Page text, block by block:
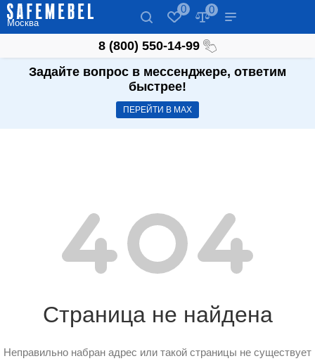
Москва
0 0
8 (800) 550-14-99
Задайте вопрос в мессенджере, ответим
быстрее!
ПЕРЕЙТИ В МАХ
Страница не найдена
Неправильно набран адрес или такой страницы не существует